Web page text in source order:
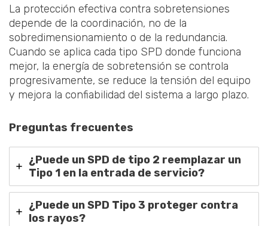
La protección efectiva contra sobretensiones
depende de la coordinación, no de la
sobredimensionamiento o de la redundancia.
Cuando se aplica cada tipo SPD donde funciona
mejor, la energía de sobretensión se controla
progresivamente, se reduce la tensión del equipo
y mejora la confiabilidad del sistema a largo plazo.
Preguntas frecuentes
¿Puede un SPD de tipo 2 reemplazar un
Tipo 1 en la entrada de servicio?
¿Puede un SPD Tipo 3 proteger contra
los rayos?